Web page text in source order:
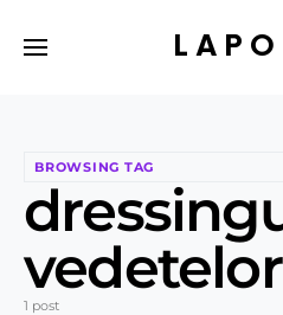
BROWSING TAG
vedetelor
1 post